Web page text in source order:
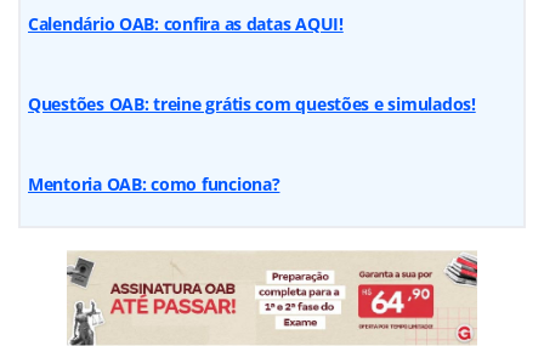
Calendário OAB: confira as datas AQUI!
Questões OAB: treine grátis com questões e simulados!
Mentoria OAB: como funciona?